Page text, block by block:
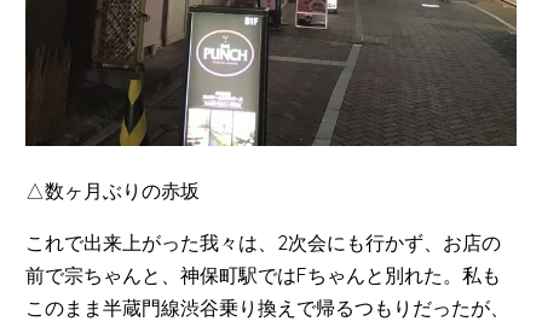
△数ヶ月ぶりの赤坂
これで出来上がった我々は、2次会にも行かず、お店の
前で宗ちゃんと、神保町駅ではFちゃんと別れた。私も
このまま半蔵門線渋谷乗り換えで帰るつもりだったが、